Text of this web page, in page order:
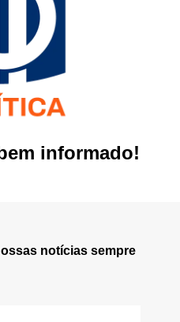
informado!
notícias sempre